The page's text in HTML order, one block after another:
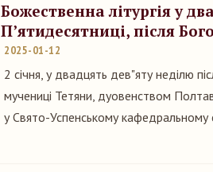
Божественна літургія у
П’ятидесятниці, після
2025-01-12
2 січня, у двадцять дев"яту неділю
мучениці Тетяни, дуовенством
у Свято-Успенському кафедральному